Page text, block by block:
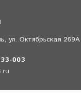
ул. Октябрьская 269А
003